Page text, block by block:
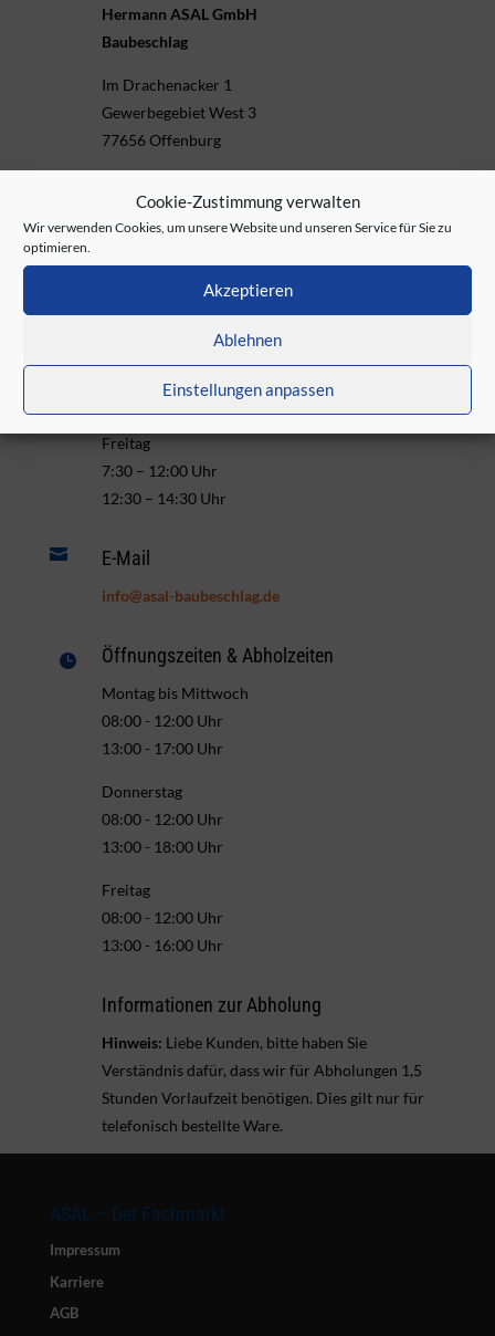
Cookie-Zustimmung verwalten
Wir verwenden Cookies, um unsere Website und unseren Service für Sie zu
optimieren.
Akzeptieren
Ablehnen
Einstellungen anpassen
Hermann ASAL GmbH
Baubeschlag
Im Drachenacker 1
Gewerbegebiet West 3
77656 Offenburg
Telefon & Fax
Telefon: +49 7 81 / 507-00
Telefax: +49 7 81 / 507-140
Telefonisch Erreichbar:
Montag bis Donnerstag
7:30 – 12:00 Uhr
13:00 – 16:30 Uhr
Freitag
7:30 – 12:00 Uhr
12:30 – 14:30 Uhr
 E-Mail
info@asal-baubeschlag.de
 Öffnungszeiten & Abholzeiten
Montag bis Mittwoch
08:00 - 12:00 Uhr
13:00 - 17:00 Uhr
Donnerstag
08:00 - 12:00 Uhr
13:00 - 18:00 Uhr
Freitag
08:00 - 12:00 Uhr
13:00 - 16:00 Uhr
Informationen zur Abholung
Hinweis: Liebe Kunden, bitte haben Sie
Verständnis dafür, dass wir für Abholungen 1,5
Stunden Vorlaufzeit benötigen. Dies gilt nur für
telefonisch bestellte Ware.
ASAL – Der Fachmarkt
Impressum
Karriere
AGB